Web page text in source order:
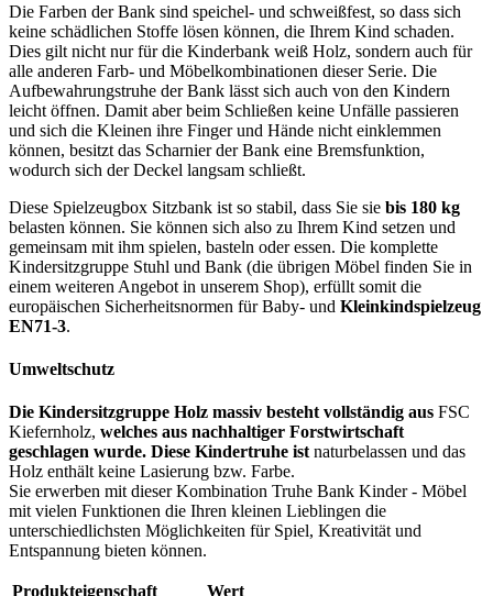
Die Farben der Bank sind speichel- und schweißfest, so dass sich
keine schädlichen Stoffe lösen können, die Ihrem Kind schaden.
Dies gilt nicht nur für die Kinderbank weiß Holz, sondern auch für
alle anderen Farb- und Möbelkombinationen dieser Serie. Die
Aufbewahrungstruhe der Bank lässt sich auch von den Kindern
leicht öffnen. Damit aber beim Schließen keine Unfälle passieren
und sich die Kleinen ihre Finger und Hände nicht einklemmen
können, besitzt das Scharnier der Bank eine Bremsfunktion,
wodurch sich der Deckel langsam schließt.
Diese Spielzeugbox Sitzbank ist so stabil, dass Sie sie bis 180 kg
belasten können. Sie können sich also zu Ihrem Kind setzen und
gemeinsam mit ihm spielen, basteln oder essen. Die komplette
Kindersitzgruppe Stuhl und Bank (die übrigen Möbel finden Sie in
einem weiteren Angebot in unserem Shop), erfüllt somit die
europäischen Sicherheitsnormen für Baby- und Kleinkindspielzeug
EN71-3.
Umweltschutz
Die Kindersitzgruppe Holz massiv besteht vollständig aus FSC
Kiefernholz, welches aus nachhaltiger Forstwirtschaft
geschlagen wurde. Diese Kindertruhe ist naturbelassen und das
Holz enthält keine Lasierung bzw. Farbe.
Sie erwerben mit dieser Kombination Truhe Bank Kinder - Möbel
mit vielen Funktionen die Ihren kleinen Lieblingen die
unterschiedlichsten Möglichkeiten für Spiel, Kreativität und
Entspannung bieten können.
Produkteigenschaft
Wert